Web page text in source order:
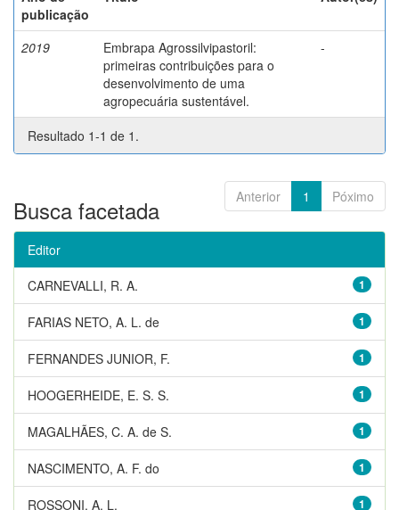
publicação
2019
Embrapa Agrossilvipastoril:
primeiras contribuições para o
desenvolvimento de uma
agropecuária sustentável.
-
Resultado 1-1 de 1.
Anterior 1 Póximo
Busca facetada
Editor
1
CARNEVALLI, R. A.
1
FARIAS NETO, A. L. de
1
FERNANDES JUNIOR, F.
1
HOOGERHEIDE, E. S. S.
1
MAGALHÃES, C. A. de S.
1
NASCIMENTO, A. F. do
1
ROSSONI, A. L.